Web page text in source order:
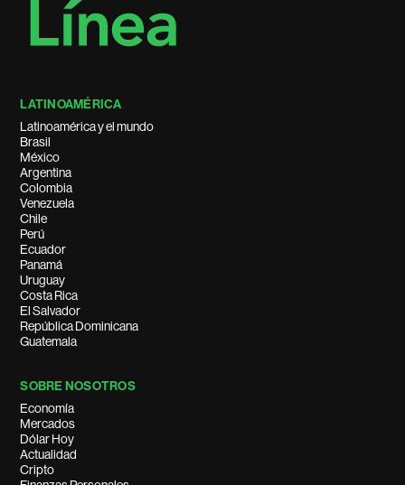
LATINOAMÉRICA
Latinoamérica y el mundo
Brasil
México
Argentina
Colombia
Venezuela
Chile
Perú
Ecuador
Panamá
Uruguay
Costa Rica
El Salvador
República Dominicana
Guatemala
SOBRE NOSOTROS
Economía
Mercados
Dólar Hoy
Actualidad
Cripto